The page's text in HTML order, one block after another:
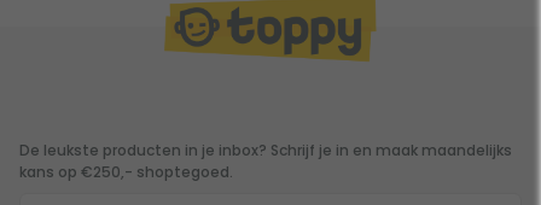
De leukste producten in je inbox? Schrijf je in en maak maandelijks
kans op €250,- shoptegoed.